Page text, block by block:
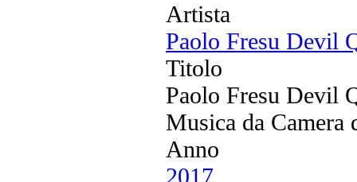
Artista
Paolo Fresu Devil
Titolo
Paolo Fresu Devil
Musica da Camera
Anno
2017